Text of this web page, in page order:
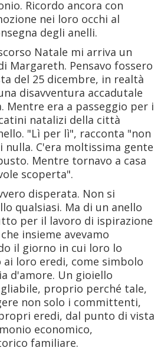
Ricordo ancora con
nei loro occhi al
degli anelli.
Natale mi arriva un
Margareth. Pensavo fossero
del 25 dicembre, in realtà
disavventura accadutale
Mentre era a passeggio per i
natalizi della città
"Lì per lì", racconta "non
nulla. C'era moltissima gente
Mentre tornavo a casa
scoperta".
disperata. Non si
qualsiasi. Ma di un anello
per il lavoro di ispirazione
insieme avevamo
il giorno in cui loro lo
loro eredi, come simbolo
d'amore. Un gioiello
proprio perché tale,
non solo i committenti,
eredi, dal punto di vista
economico,
familiare.